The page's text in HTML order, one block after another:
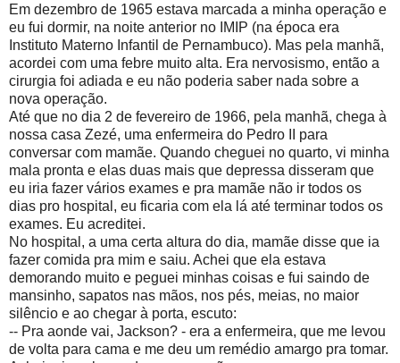
Em dezembro de 1965 estava marcada a minha operação e
eu fui dormir, na noite anterior no IMIP (na época era
Instituto Materno Infantil de Pernambuco). Mas pela manhã,
acordei com uma febre muito alta. Era nervosismo, então a
cirurgia foi adiada e eu não poderia saber nada sobre a
nova operação.
Até que no dia 2 de fevereiro de 1966, pela manhã, chega à
nossa casa Zezé, uma enfermeira do Pedro II para
conversar com mamãe. Quando cheguei no quarto, vi minha
mala pronta e elas duas mais que depressa disseram que
eu iria fazer vários exames e pra mamãe não ir todos os
dias pro hospital, eu ficaria com ela lá até terminar todos os
exames. Eu acreditei.
No hospital, a uma certa altura do dia, mamãe disse que ia
fazer comida pra mim e saiu. Achei que ela estava
demorando muito e peguei minhas coisas e fui saindo de
mansinho, sapatos nas mãos, nos pés, meias, no maior
silêncio e ao chegar à porta, escuto:
-- Pra aonde vai, Jackson? - era a enfermeira, que me levou
de volta para cama e me deu um remédio amargo pra tomar.